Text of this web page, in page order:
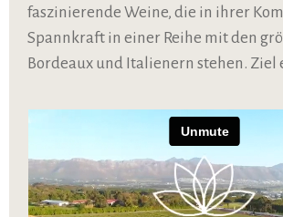
faszinierende Weine, die in ihrer
Spannkraft in einer Reihe mit den
Bordeaux und Italienern stehen. Ziel